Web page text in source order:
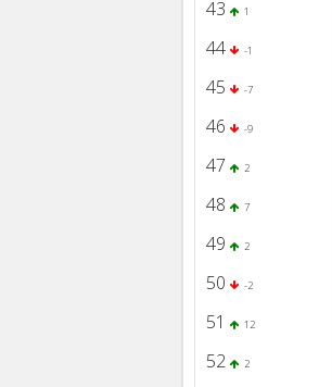
43
1
44
-1
45
-7
46
-9
47
2
48
7
49
2
50
-2
51
12
52
2